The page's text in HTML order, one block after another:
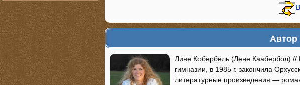
Автор
Лине Кобербёль (Лене Каабербол) //
гимназии, в 1985 г. закончила
литературные произведения —